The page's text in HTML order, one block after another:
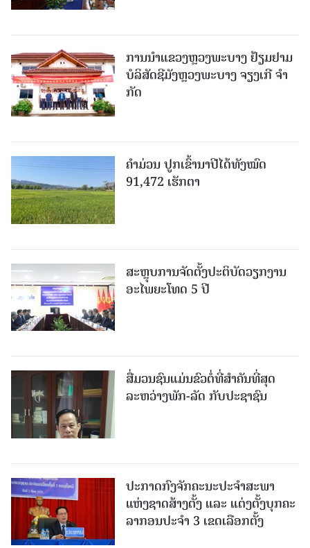
ການນຳແຂວງຫຼວງພະບາງ ຢ້ຽມ​ຢາມ
ບໍ​ລິ​ສັດຊີມັງຫຼວງພະບາງ ຈຽງເກີ ຈໍາ
ກັດ
ຄໍາມ່ວນ ປູກເຂົ້ານາປີໄດ້ທັງໝົດ
91,472 ເຮັກຕາ
ສະຫຼຸບການຈັດຕັ້ງປະຕິບັດວຽກງານ
ອະໄພຍະໂທດ 5 ປີ
ສື່ມວນຊົນແມ່ນຂົວຕໍ່ທີ່ສໍາຄັນທີ່ສຸດ
ລະຫວ່າງພັກ-ລັດ ກັບປະຊາຊົນ
ປະກາດກົງຈັກຄະນະປະຈໍາສະພາ
ແຫ່ງຊາດສ້າງຕັ້ງ ແລະ ແຕ່ງຕັ້ງບຸກຄະ
ລາກອນປະຈໍາ 3 ເຂດເລືອກຕັ້ງ